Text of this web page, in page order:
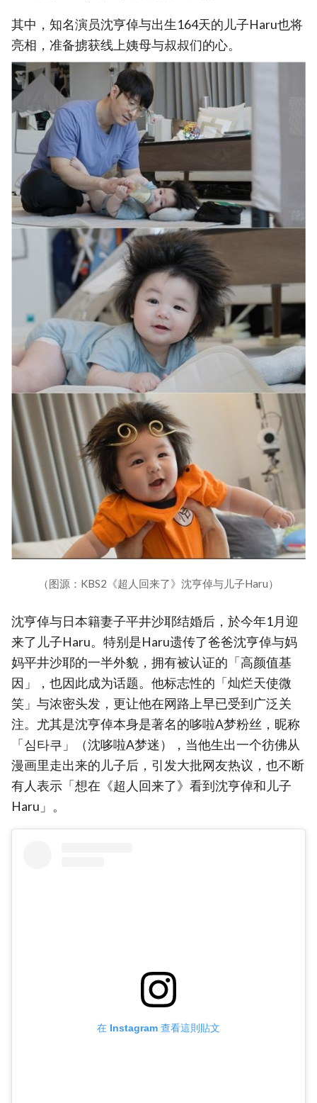
其中，知名演员沈亨倬与出生164天的儿子Haru也将
亮相，准备掳获线上姨母与叔叔们的心。
（图源：KBS2《超人回来了》沈亨倬与儿子Haru）
沈亨倬与日本籍妻子平井沙耶结婚后，於今年1月迎
来了儿子Haru。特别是Haru遗传了爸爸沈亨倬与妈
妈平井沙耶的一半外貌，拥有被认证的「高颜值基
因」，也因此成为话题。他标志性的「灿烂天使微
笑」与浓密头发，更让他在网路上早已受到广泛关
注。尤其是沈亨倬本身是著名的哆啦A梦粉丝，昵称
「심타쿠」（沈哆啦A梦迷），当他生出一个彷佛从
漫画里走出来的儿子后，引发大批网友热议，也不断
有人表示「想在《超人回来了》看到沈亨倬和儿子
Haru」。
在 Instagram 查看這則貼文